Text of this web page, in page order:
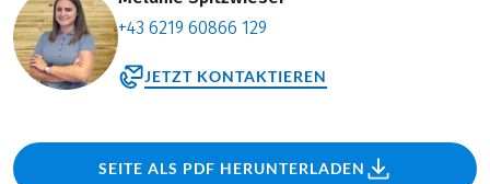
+43 6219 60866 129
JETZT KONTAKTIEREN
SEITE ALS PDF HERUNTERLADEN